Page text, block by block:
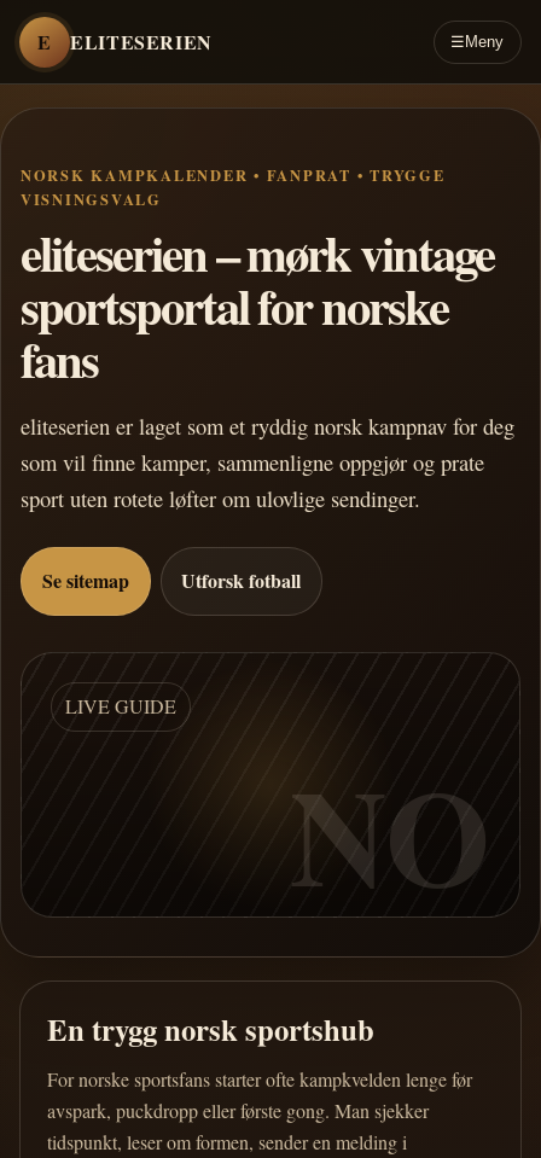
E ELITESERIEN ☰ Meny
NORSK KAMPKALENDER • FANPRAT • TRYGGE
VISNINGSVALG
eliteserien – mørk vintage
sportsportal for norske
fans
eliteserien er laget som et ryddig norsk kampnav for deg
som vil finne kamper, sammenligne oppgjør og prate
sport uten rotete løfter om ulovlige sendinger.
Se sitemap Utforsk fotball
LIVE GUIDE
NO
En trygg norsk sportshub
For norske sportsfans starter ofte kampkvelden lenge før
avspark, puckdropp eller første gong. Man sjekker
tidspunkt, leser om formen, sender en melding i